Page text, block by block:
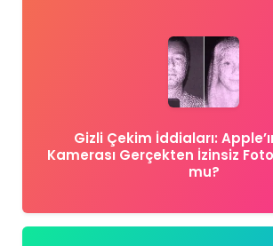
Gizli Çekim İddiaları:
Kamerası Gerçekten İzinsiz
mu?